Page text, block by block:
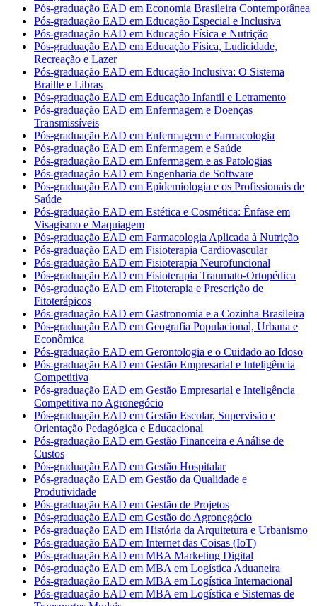
Pós-graduação EAD em Economia Brasileira Contemporânea
Pós-graduação EAD em Educação Especial e Inclusiva
Pós-graduação EAD em Educação Física e Nutrição
Pós-graduação EAD em Educação Física, Ludicidade,
Recreação e Lazer
Pós-graduação EAD em Educação Inclusiva: O Sistema
Braille e Libras
Pós-graduação EAD em Educação Infantil e Letramento
Pós-graduação EAD em Enfermagem e Doenças
Transmissíveis
Pós-graduação EAD em Enfermagem e Farmacologia
Pós-graduação EAD em Enfermagem e Saúde
Pós-graduação EAD em Enfermagem e as Patologias
Pós-graduação EAD em Engenharia de Software
Pós-graduação EAD em Epidemiologia e os Profissionais de
Saúde
Pós-graduação EAD em Estética e Cosmética: Ênfase em
Visagismo e Maquiagem
Pós-graduação EAD em Farmacologia Aplicada à Nutrição
Pós-graduação EAD em Fisioterapia Cardiovascular
Pós-graduação EAD em Fisioterapia Neurofuncional
Pós-graduação EAD em Fisioterapia Traumato-Ortopédica
Pós-graduação EAD em Fitoterapia e Prescrição de
Fitoterápicos
Pós-graduação EAD em Gastronomia e a Cozinha Brasileira
Pós-graduação EAD em Geografia Populacional, Urbana e
Econômica
Pós-graduação EAD em Gerontologia e o Cuidado ao Idoso
Pós-graduação EAD em Gestão Empresarial e Inteligência
Competitiva
Pós-graduação EAD em Gestão Empresarial e Inteligência
Competitiva no Agronegócio
Pós-graduação EAD em Gestão Escolar, Supervisão e
Orientação Pedagógica e Educacional
Pós-graduação EAD em Gestão Financeira e Análise de
Custos
Pós-graduação EAD em Gestão Hospitalar
Pós-graduação EAD em Gestão da Qualidade e
Produtividade
Pós-graduação EAD em Gestão de Projetos
Pós-graduação EAD em Gestão do Agronegócio
Pós-graduação EAD em História da Arquitetura e Urbanismo
Pós-graduação EAD em Internet das Coisas (IoT)
Pós-graduação EAD em MBA Marketing Digital
Pós-graduação EAD em MBA em Logística Aduaneira
Pós-graduação EAD em MBA em Logística Internacional
Pós-graduação EAD em MBA em Logística e Sistemas de